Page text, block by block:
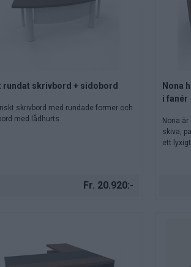
rundat skrivbord + sidobord
skrivbord med rundade former och
med lådhurts.
Fr. 20.920:-
Nona
i fanér
Nona
skiva,
ett